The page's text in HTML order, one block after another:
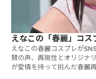
えなこの「春麗」コ
えなこの春麗コスプレが
賛の声、再現性とオリジナ
が愛情を持って挑んだ春麗